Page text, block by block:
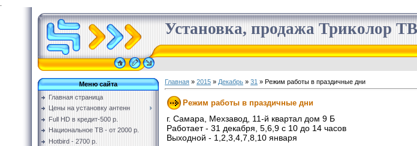
Установка, продажа Триколор
Меню сайта
Главная страница
Цены на установку антенн
Full HD в кредит-500 р.
Национальное ТВ - от 2000 р.
Hotbird - 2700 р.
Главная » 2015 » Декабрь » 31 » Режим работы в праздичные дни
Режим работы в праздичные дни
г. Самара, Мехзавод, 11-й квартал дом 9 Б
Работает - 31 декабря, 5,6,9 с 10 до 14 часов
Выходной - 1,2,3,4,7,8,10 января